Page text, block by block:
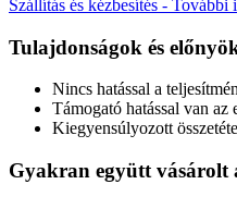
Szállítás és kézbesítés -
Tulajdonságok és
Nincs hatással a
Támogató hatással van az
Kiegyensúlyozott
Gyakran együtt vásárolt